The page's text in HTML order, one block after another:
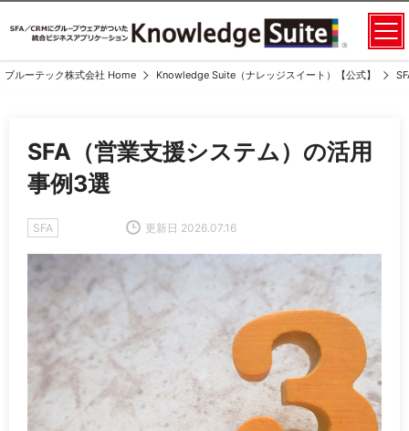
ブルーテック株式会社 Home Knowledge Suite（ナレッジスイート）【公式】
SFA（営業支援システム）の活用
事例3選
更新日 2026.07.16
SFA